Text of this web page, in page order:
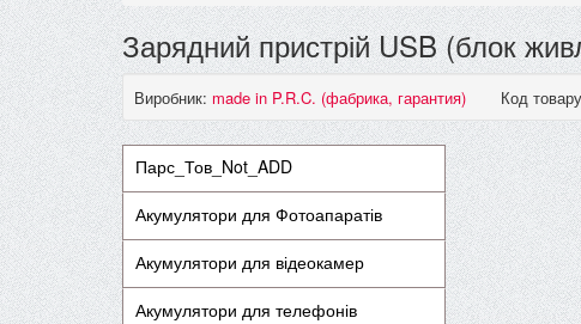
Зарядний пристрій USB (блок
Виробник: made in P.R.C. (фабрика, гарантия) Код
Парс_Тов_Not_ADD
Акумулятори для Фотоапаратів
Акумулятори для відеокамер
Акумулятори для телефонів